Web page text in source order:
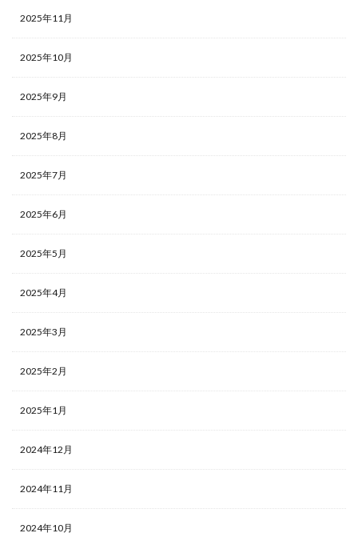
2025年11月
2025年10月
2025年9月
2025年8月
2025年7月
2025年6月
2025年5月
2025年4月
2025年3月
2025年2月
2025年1月
2024年12月
2024年11月
2024年10月